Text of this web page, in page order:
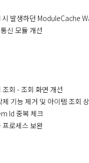
발생하던 ModuleCache
신 모듈 개선
회 - 조회 화면 개선
기능 제거 및 아이템 조회
Id 중복 체크
프로세스 보완